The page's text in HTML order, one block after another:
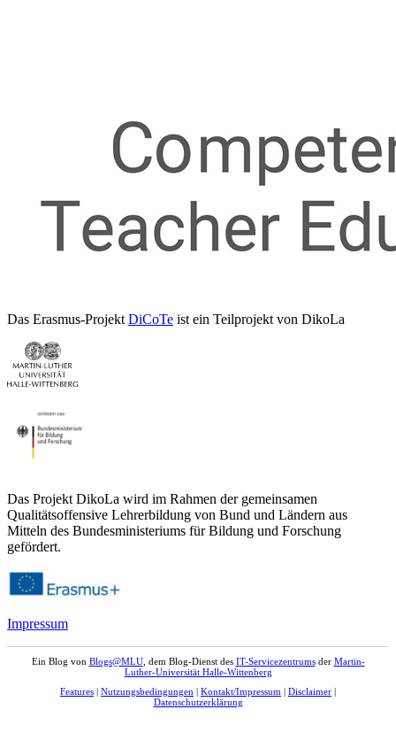
Das Erasmus-Projekt DiCoTe ist ein Teilprojekt von DikoLa
Das Projekt DikoLa wird im Rahmen der gemeinsamen
Qualitätsoffensive Lehrerbildung von Bund und Ländern aus
Mitteln des Bundesministeriums für Bildung und Forschung
gefördert.
Impressum
Ein Blog von Blogs@MLU, dem Blog-Dienst des IT-Servicezentrumsder Martin-
Luther-Universität Halle-Wittenberg
Features | Nutzungsbedingungen | Kontakt/Impressum | Disclaimer |
Datenschutzerklärung